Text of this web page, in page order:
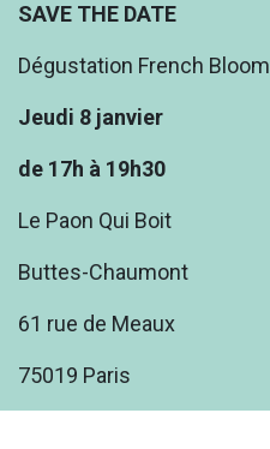
SAVE THE DATE
Dégustation French Bloom
Jeudi 8 janvier
de 17h à 19h30
Le Paon Qui Boit
Buttes-Chaumont
61 rue de Meaux
75019 Paris